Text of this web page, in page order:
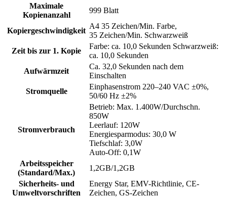
Maximale
Kopienanzahl
999 Blatt
Kopiergeschwindigkeit
A4 35 Zeichen/Min. Farbe,
35 Zeichen/Min. Schwarzweiß
Zeit bis zur 1. Kopie
Farbe: ca. 10,0 Sekunden Schwarzweiß:
ca. 10,0 Sekunden
Aufwärmzeit
Ca. 32,0 Sekunden nach dem
Einschalten
Stromquelle
Einphasenstrom 220–240 VAC ±0%,
50/60 Hz ±2%
Stromverbrauch
Betrieb: Max. 1.400W/Durchschn.
850W
Leerlauf: 120W
Energiesparmodus: 30,0 W
Tiefschlaf: 3,0W
Auto-Off: 0,1W
Arbeitsspeicher
(Standard/Max.)
1,2GB/1,2GB
Sicherheits- und
Umweltvorschriften
Energy Star, EMV-Richtlinie, CE-
Zeichen, GS-Zeichen